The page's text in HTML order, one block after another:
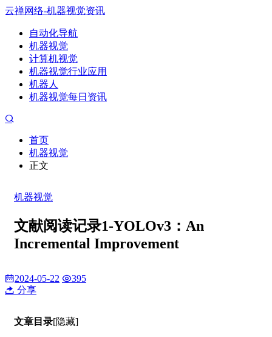
云禅网络-机器视觉资讯
自动化导航
机器视觉
计算机视觉
机器视觉行业应用
机器人
机器视觉每日资讯
首页
机器视觉
正文
机器视觉
文献阅读记录1-YOLOv3：An
Incremental Improvement
2024-05-22
395
分享
文章目录[隐藏]